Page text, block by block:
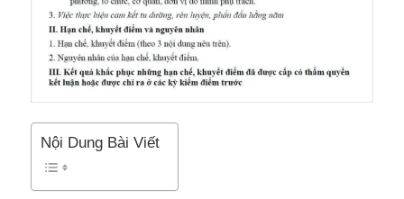
Nội Dung Bài Viết